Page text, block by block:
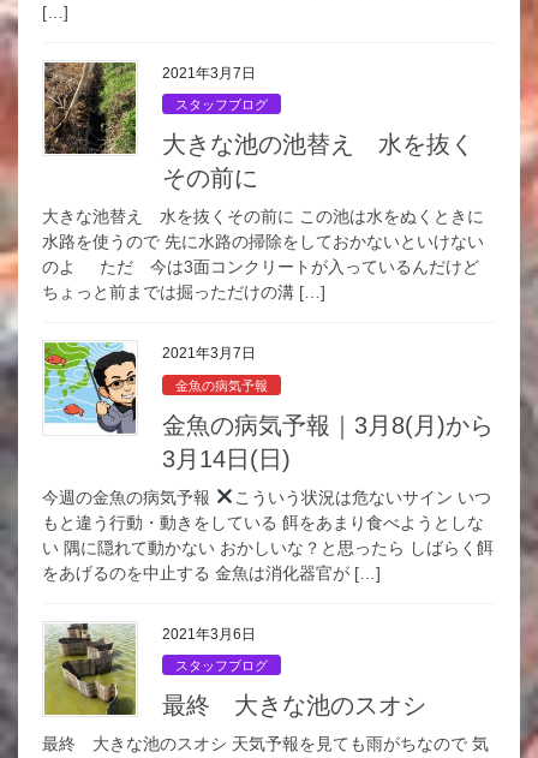
[…]
2021年3月7日
スタッフブログ
大きな池の池替え 水を抜く
その前に
大きな池替え 水を抜くその前に この池は水をぬくときに
水路を使うので 先に水路の掃除をしておかないといけない
のよ ただ 今は3面コンクリートが入っているんだけど
ちょっと前までは掘っただけの溝 […]
2021年3月7日
金魚の病気予報
金魚の病気予報｜3月8(月)から
3月14日(日)
今週の金魚の病気予報
こういう状況は危ないサイン いつ
もと違う行動・動きをしている 餌をあまり食べようとしな
い 隅に隠れて動かない おかしいな？と思ったら しばらく餌
をあげるのを中止する 金魚は消化器官が […]
2021年3月6日
スタッフブログ
最終 大きな池のスオシ
最終 大きな池のスオシ 天気予報を見ても雨がちなので 気